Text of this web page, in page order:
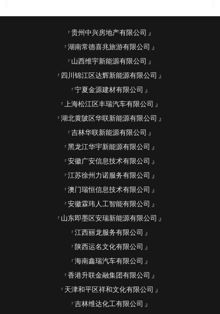
贵州中兴房地产有限公司
湖南常德喜兆旅游有限公司
山西维宇新能源有限公司
四川锦江区达辉新能源有限公司
宁夏金源建材有限公司
上海松江区丰瑞汽车有限公司
湖北黄陂区华联新能源有限公司
吉林华联新能源有限公司
黑龙江华宇新能源有限公司
安徽广安信息技术有限公司
江苏徐州力诺服务有限公司
澳门瑞恒信息技术有限公司
安徽霖玮人工智能有限公司
山东即墨区安瑞新能源有限公司
江西丽龙服务有限公司
陕西运名文化有限公司
海南鑫瑞汽车有限公司
香港升联金融集团有限公司
天津和平区祥和文化有限公司
吉林维达化工有限公司